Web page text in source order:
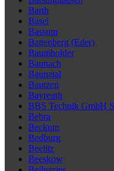
Barth
Basel
Bassum
Battenberg (Eder)
Baumholder
Baunach
Baunatal
Bautzen
Bayreuth
BBS Technik GmbH
Bebra
Beckum
Bedburg
Beelitz
Beeskow